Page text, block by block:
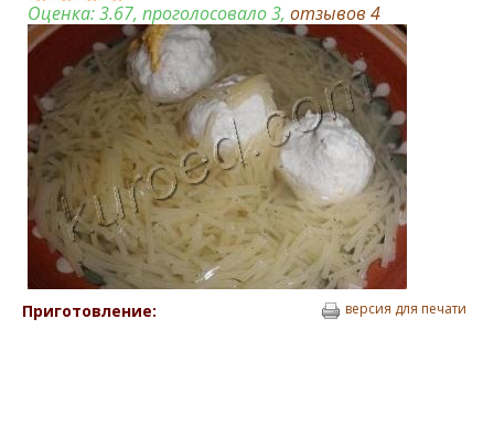
Оценка:3.67, проголосовало 3, отзывов 4
Приготовление: версия для печати